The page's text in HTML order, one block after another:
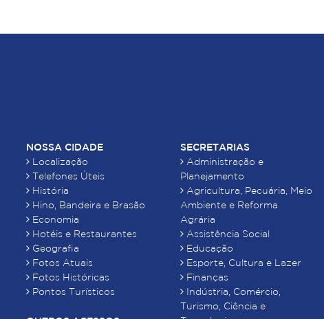
NOSSA CIDADE
Localização
Telefones Úteis
História
Hino, Bandeira e Brasão
Economia
Hotéis e Restaurantes
Geografia
Fotos Atuais
Fotos Históricas
Pontos Turísticos
SECRETARIAS
Administração e
Planejamento
Agricultura, Pecuária, Meio
Ambiente e Reforma
Agrária
Assistência Social
Educação
Esporte, Cultura e Lazer
Finanças
Indústria, Comércio,
Turismo, Ciência e